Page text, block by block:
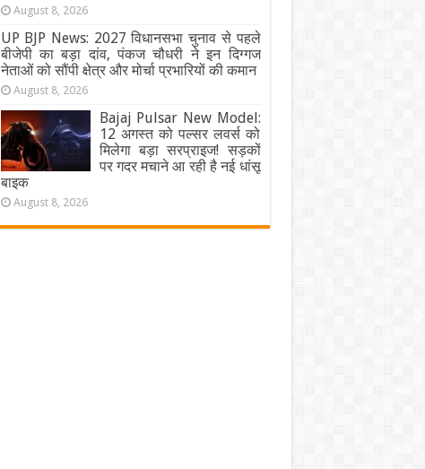
August 8, 2026
UP BJP News: 2027 विधानसभा चुनाव से पहले
बीजेपी का बड़ा दांव, पंकज चौधरी ने इन दिग्गज
नेताओं को सौंपी क्षेत्र और मोर्चा प्रभारियों की कमान
August 8, 2026
Bajaj Pulsar New Model:
12 अगस्त को पल्सर लवर्स को
मिलेगा बड़ा सरप्राइज! सड़कों
पर गदर मचाने आ रही है नई धांसू
बाइक
August 8, 2026